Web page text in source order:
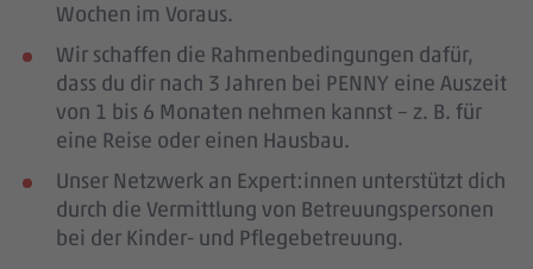
Wochen im Voraus.
Wir schaffen die Rahmenbedingungen dafür,
dass du dir nach 3 Jahren bei PENNY eine Auszeit
von 1 bis 6 Monaten nehmen kannst – z. B. für
eine Reise oder einen Hausbau.
Unser Netzwerk an Expert:innen unterstützt dich
durch die Vermittlung von Betreuungspersonen
bei der Kinder- und Pflegebetreuung.